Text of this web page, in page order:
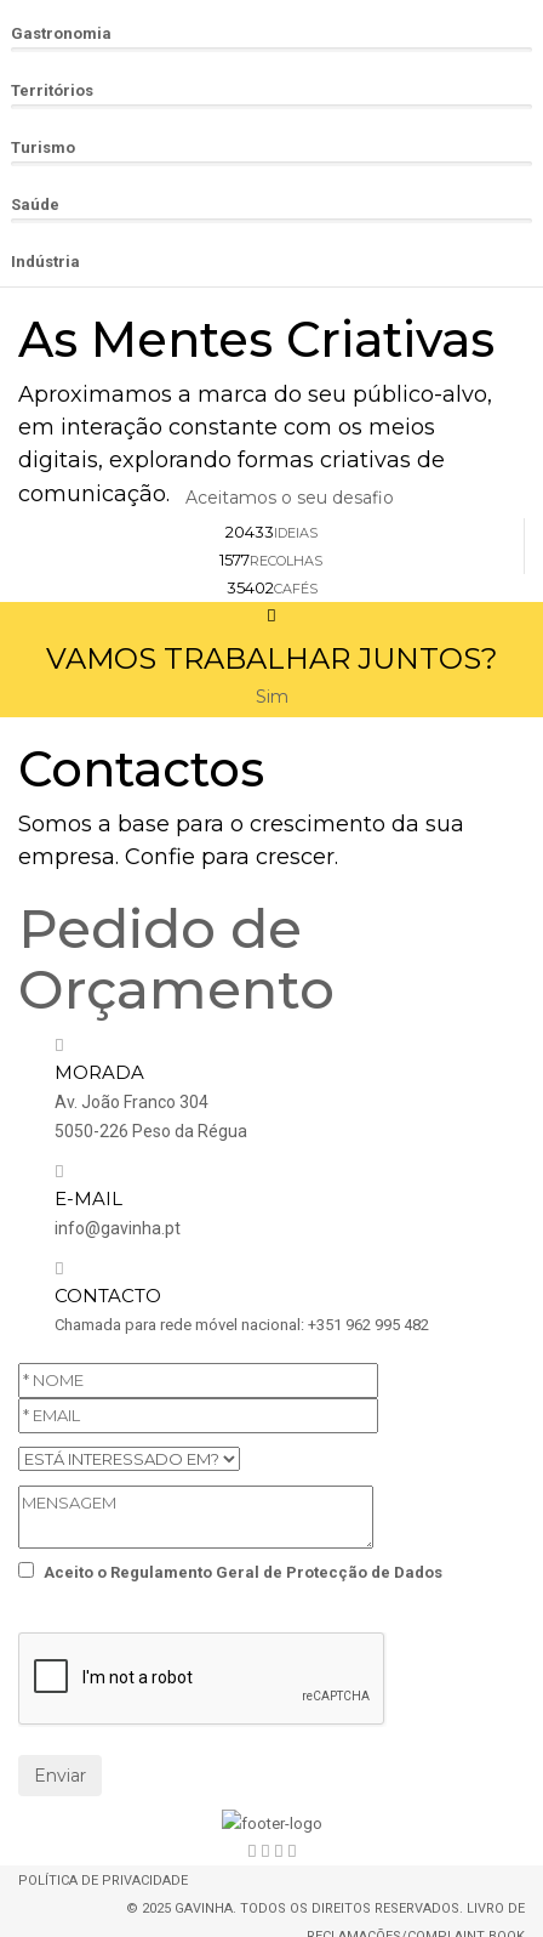
Gastronomia
Territórios
Turismo
Saúde
Indústria
As Mentes Criativas
Aproximamos a marca do seu público-alvo,
em interação constante com os meios
digitais, explorando formas criativas de
comunicação.
Aceitamos o seu desafio
20433IDEIAS
1577RECOLHAS
35402CAFÉS
VAMOS TRABALHAR JUNTOS?
Sim
Contactos
Somos a base para o crescimento da sua
empresa. Confie para crescer.
Pedido de
Orçamento
MORADA
Av. João Franco 304
5050-226 Peso da Régua
E-MAIL
info@gavinha.pt
CONTACTO
Chamada para rede móvel nacional: +351 962 995 482
Aceito o Regulamento Geral de Protecção de Dados
POLÍTICA DE PRIVACIDADE
© 2025 GAVINHA. TODOS OS DIREITOS RESERVADOS. LIVRO DE